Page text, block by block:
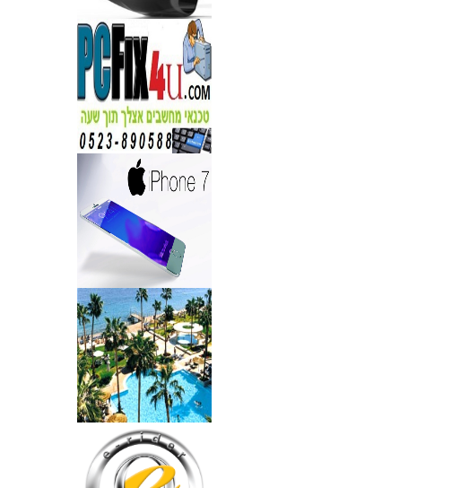
החל מ- 349 ₪
מידע נוסף
מברשות איפור מיקצועי למאפרים
349
₪
מידע נוסף
מעגל ריסים חשמלי
40
₪
מידע נוסף
מצלמות אינפרא
499
₪
מידע נוסף
18 מברשות למאפרים + נרתיק
ג'מס אדום מעור
720
₪
מידע נוסף
פינצטה לד מאירה